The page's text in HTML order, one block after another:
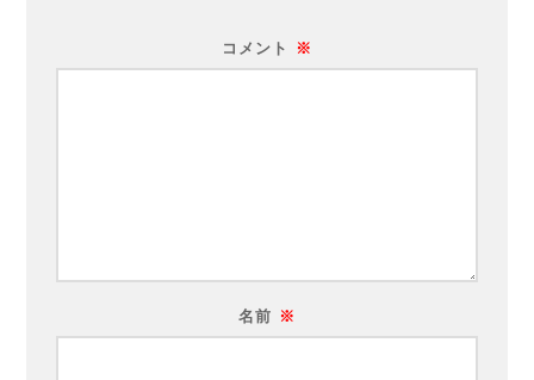
コメント ※
名前 ※